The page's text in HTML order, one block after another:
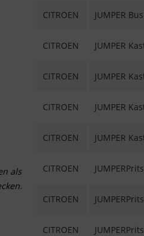
als
CITROEN JUMPER
CITROEN JUMPER
CITROEN JUMPER
CITROEN JUMPER
CITROEN JUMPER
CITROEN
CITROEN
CITROEN